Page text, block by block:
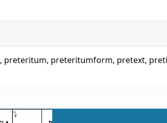
, preteritum, preteritumform, pretext,